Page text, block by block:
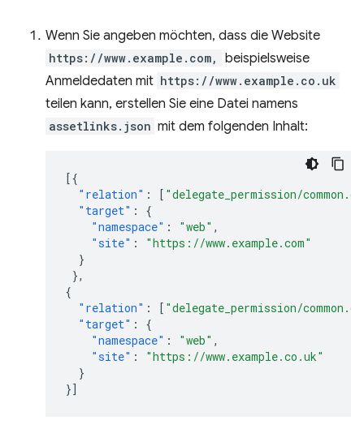
Wenn Sie angeben möchten, dass die Website
https://www.example.com,
beispielsweise
Anmeldedaten mit https://www.example.co.uk
teilen kann, erstellen Sie eine Datei namens
assetlinks.json mit dem folgenden Inhalt:
[{
"relation" : [ "delegate_permission/
"target" :
{
"namespace" : "web" ,
"site" :
"https://www.example.com"
}
},
{
"relation" : [ "delegate_permission/
"target" :
{
"namespace" : "web" ,
"site" :
"https://www.example.co.uk"
}
}]